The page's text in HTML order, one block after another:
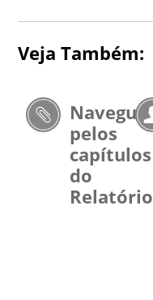
Veja Também:
Navegue
pelos
capítulos
do
Relatório